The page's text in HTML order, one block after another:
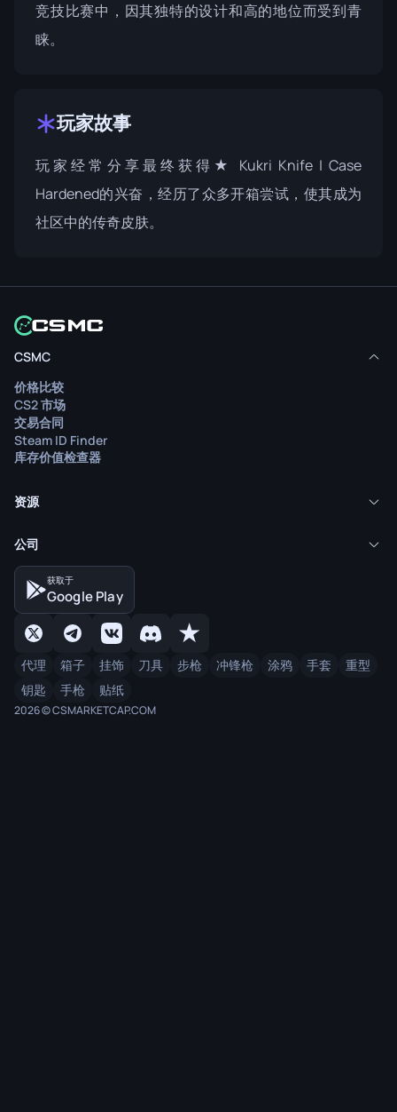
竞技比赛中，因其独特的设计和高的地位而受到青
睐。
玩家故事
玩家经常分享最终获得★ Kukri Knife | Case
Hardened的兴奋，经历了众多开箱尝试，使其成为
社区中的传奇皮肤。
CSMC
价格比较
CS2 市场
交易合同
Steam ID Finder
库存价值检查器
资源
公司
获取于
Google Play
代理 箱子 挂饰 刀具 步枪 冲锋枪 涂鸦 手套
重型
钥匙
手枪 贴纸
2026 © CSMARKETCAP.COM